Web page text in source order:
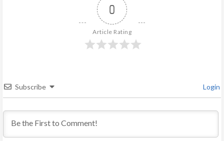
d
i
n
0
Article Rating
Subscribe Login